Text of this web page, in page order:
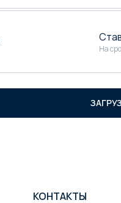
На
КОНТАКТЫ